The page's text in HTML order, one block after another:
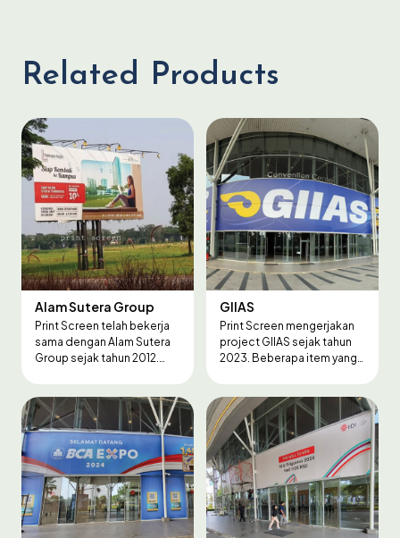
Related Products
Alam Sutera Group
Print Screen telah bekerja
sama dengan Alam Sutera
Group sejak tahun 2012.
Sutera Group. Mulai dari
Billboard, Umbul-umbul,
Backdrop, Stationery,
Branding, Events, dan
berbagai jenis item cetak
lainnya.
GIIAS
Print Screen mengerjakan
project GIIAS sejak tahun
2023. Beberapa item yang
Banner, Signage, Umbul-
umbul, dan berbagai
macam item lainnya,
termasuk pemasangan dan
pembongkarannya.